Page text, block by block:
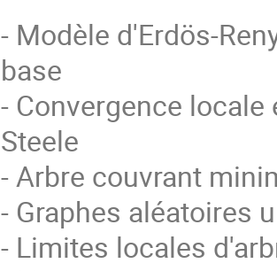
- Modèle d'Erdös-
base
- Convergence
Steele
- Arbre couvrant
- Graphes aléatoires
- Limites locales